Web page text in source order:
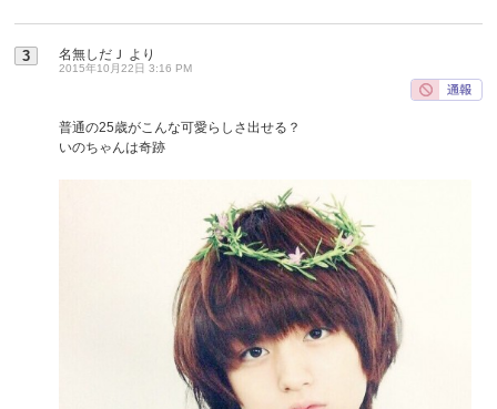
3 名無しだＪ より
2015年10月22日 3:16 PM
普通の25歳がこんな可愛らしさ出せる？
いのちゃんは奇跡